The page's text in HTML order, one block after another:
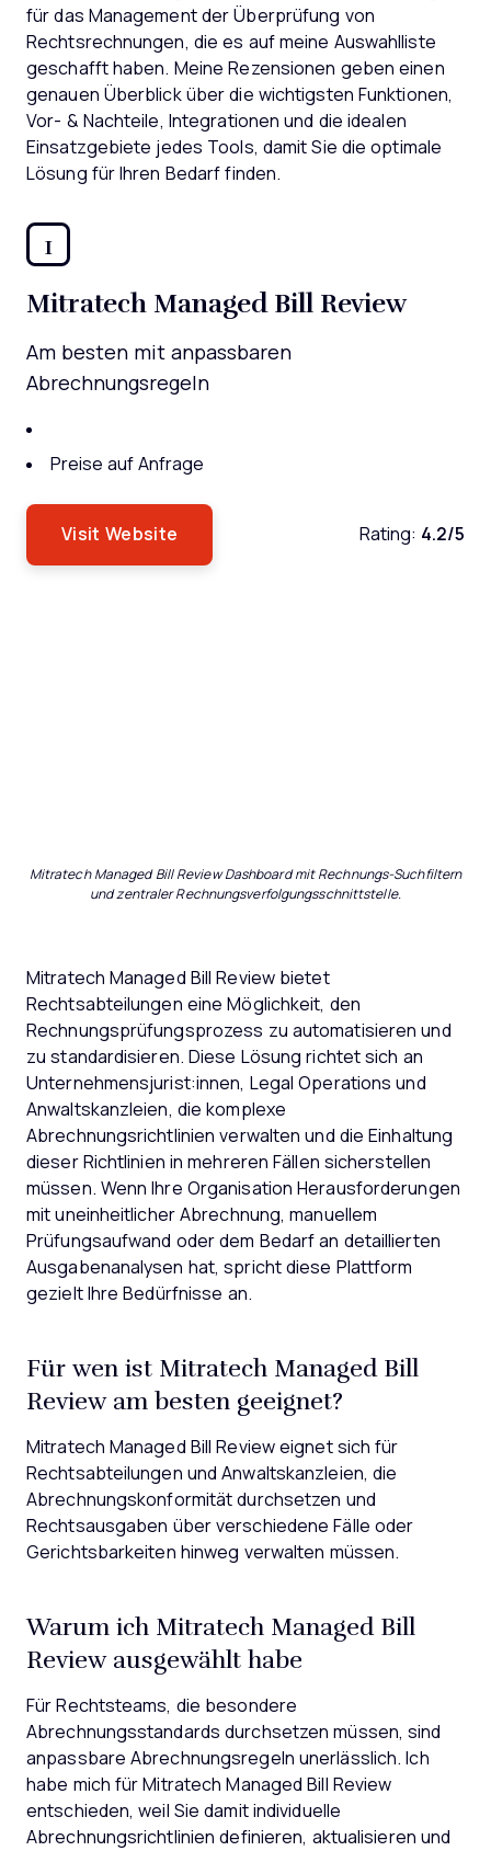
für das Management der Überprüfung von
Rechtsrechnungen, die es auf meine Auswahlliste
geschafft haben. Meine Rezensionen geben einen
genauen Überblick über die wichtigsten Funktionen,
Vor- & Nachteile, Integrationen und die idealen
Einsatzgebiete jedes Tools, damit Sie die optimale
Lösung für Ihren Bedarf finden.
1
Mitratech Managed Bill Review
Am besten mit anpassbaren
Abrechnungsregeln
Preise auf Anfrage
Visit Website Rating: 4.2/5
Mitratech Managed Bill Review Dashboard mit Rechnungs-Suchfiltern
und zentraler Rechnungsverfolgungsschnittstelle.
Mitratech Managed Bill Review bietet
Rechtsabteilungen eine Möglichkeit, den
Rechnungsprüfungsprozess zu automatisieren und
zu standardisieren. Diese Lösung richtet sich an
Unternehmensjurist:innen, Legal Operations und
Anwaltskanzleien, die komplexe
Abrechnungsrichtlinien verwalten und die Einhaltung
dieser Richtlinien in mehreren Fällen sicherstellen
müssen. Wenn Ihre Organisation Herausforderungen
mit uneinheitlicher Abrechnung, manuellem
Prüfungsaufwand oder dem Bedarf an detaillierten
Ausgabenanalysen hat, spricht diese Plattform
gezielt Ihre Bedürfnisse an.
Für wen ist Mitratech Managed Bill
Review am besten geeignet?
Mitratech Managed Bill Review eignet sich für
Rechtsabteilungen und Anwaltskanzleien, die
Abrechnungskonformität durchsetzen und
Rechtsausgaben über verschiedene Fälle oder
Gerichtsbarkeiten hinweg verwalten müssen.
Warum ich Mitratech Managed Bill
Review ausgewählt habe
Für Rechtsteams, die besondere
Abrechnungsstandards durchsetzen müssen, sind
anpassbare Abrechnungsregeln unerlässlich. Ich
habe mich für Mitratech Managed Bill Review
entschieden, weil Sie damit individuelle
Abrechnungsrichtlinien definieren, aktualisieren und